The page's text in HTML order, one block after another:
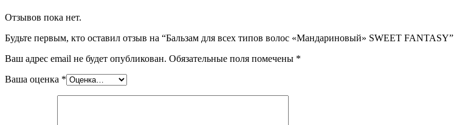
Отзывов пока нет.
Будьте первым, кто оставил отзыв на “Бальзам для всех типов волос «Мандариновый» SWEET FANTASY”
Ваш адрес email не будет опубликован. Обязательные поля помечены *
Ваша оценка *